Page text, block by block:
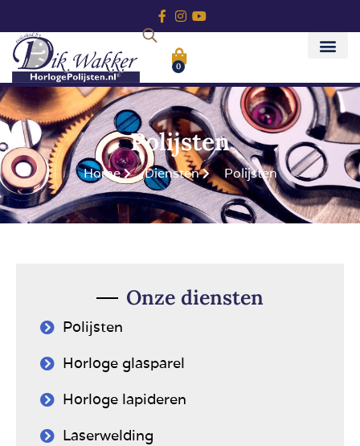
0
Polijsten
Home Diensten Polijsten
Onze diensten
Polijsten
Horloge glasparel
Horloge lapideren
Laserwelding